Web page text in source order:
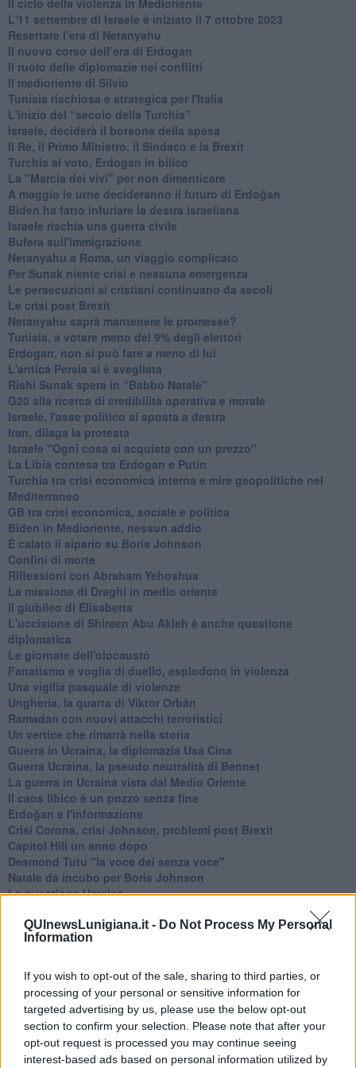
QUInewsLunigiana.it - Do Not Process My Personal
Information
If you wish to opt-out of the sale, sharing to third parties, or
processing of your personal or sensitive information for
targeted advertising by us, please use the below opt-out
section to confirm your selection. Please note that after your
opt-out request is processed you may continue seeing
interest-based ads based on personal information utilized by
L'11 settembre di Israele è iniziato il 7 ottobre 2023
Resettare l’era di Netanyahu
​Il nuovo corso dell’era di Erdogan
Il ruolo delle diplomazie nei conflitti
Il medioriente di Silvio
Tunisia rischiosa e strategica per l'Italia
L'inizio del “secolo della Turchia”
Israele, deciderà il borsone della spesa
Il Re, il Primo Ministro, il Sindaco e la Brexit
Turchia al voto, Erdogan in bilico
La "Marcia dei vivi" per non dimenticare
A maggio le urne decideranno il futuro di Erdoğan
Biden ha fatto infuriare la destra israeliana
Israele rischia una guerra civile
Bufera sull'immigrazione
Netanyahu a Roma, un viaggio complicato
Per Sunak niente crisi e nessuna emergenza
Le persecuzioni ai cristiani continuano da secoli
Le crisi post Brexit
Netanyahu saprà mantenere le promesse?
Tunisia, a votare meno del 9% degli elettori
Erdogan, non si può fare a meno di lui
L'antica Persia si è svegliata
Rishi Sunak spera in “Babbo Natale”
G20 alla ricerca di credibilità operativa e morale
Israele, l'asse politico si sposta a destra
Iran, dilaga la protesta
Israele "Ogni cosa si acquista con un prezzo"
La Libia contesa tra Erdogan e Putin
Turchia tra crisi economica interna e mire geopolitiche nel
Mediterraneo
GB tra crisi economica, sociale e politica
Biden in Medioriente, nessun addio
È calato il sipario su Boris Johnson
Confini di morte
Riflessioni con Abraham Yehoshua
La missione di Draghi in medio oriente
Il giubileo di Elisabetta
L'uccisione di Shireen Abu Akleh è anche questione
diplomatica
Le giornate dell'olocausto
Fanatismo e voglia di duello, esplodono in violenza
Una vigilia pasquale di violenze
Ungheria, la quarta di Viktor Orbán
Ramadan con nuovi attacchi terroristici
Un vertice che rimarrà nella storia
Guerra in Ucraina, la diplomazia Usa Cina
Guerra Ucraina, la pseudo neutralità di Bennet
La guerra in Ucraina vista dal Medio Oriente
​Il caos libico è un pozzo senza fine
Erdoğan e l'informazione
Crisi Corona, crisi Johnson, problemi post Brexit
Capitol Hill un anno dopo
Desmond Tutu "la voce dei senza voce"
Natale da incubo per Boris Johnson
La questione Ucraina
Una vigilia di Natale per un nuovo Rais
La questione israelo-palestinese ignorata dal G20
Libano, collasso economico e guerra civile
Johnson, da Trump a Biden alla Brexit
L'AUKUS e il Quad
Biden, primo presidente USA non in guerra
Papa Bergoglio vedrà Viktor Orbán
Bennet, un giorno in attesa di Biden